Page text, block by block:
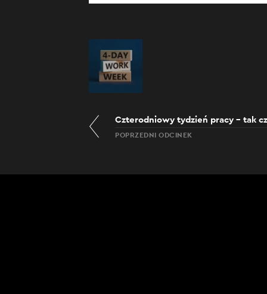
Czterodniowy tydzień pracy – tak
POPRZEDNI ODCINEK